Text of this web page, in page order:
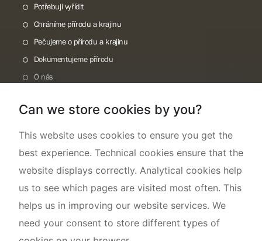
Potřebuji vyřídit
Chráníme přírodu a krajinu
Pečujeme o přírodu a krajinu
Dokumentujeme přírodu
O nás
Can we store cookies by you?
This website uses cookies to ensure you get the
best experience. Technical cookies ensure that the
website displays correctly. Analytical cookies help
us to see which pages are visited most often. This
helps us in improving our website services. We
need your consent to store different types of